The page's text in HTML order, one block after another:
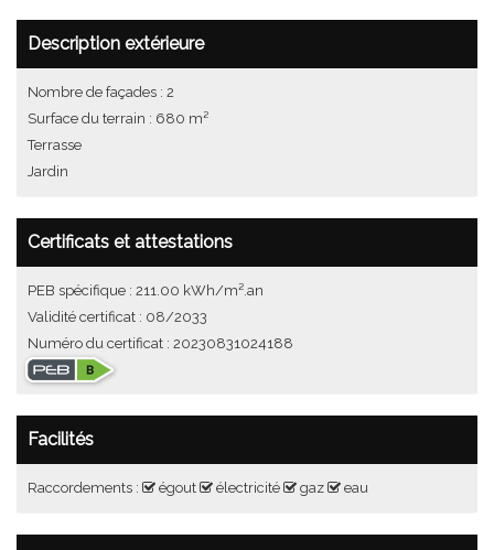
Description extérieure
Nombre de façades : 2
Surface du terrain : 680 m²
Terrasse
Jardin
Certificats et attestations
PEB spécifique : 211.00 kWh/m².an
Validité certificat : 08/2033
Numéro du certificat : 20230831024188
Facilités
Raccordements : égout électricité gaz eau